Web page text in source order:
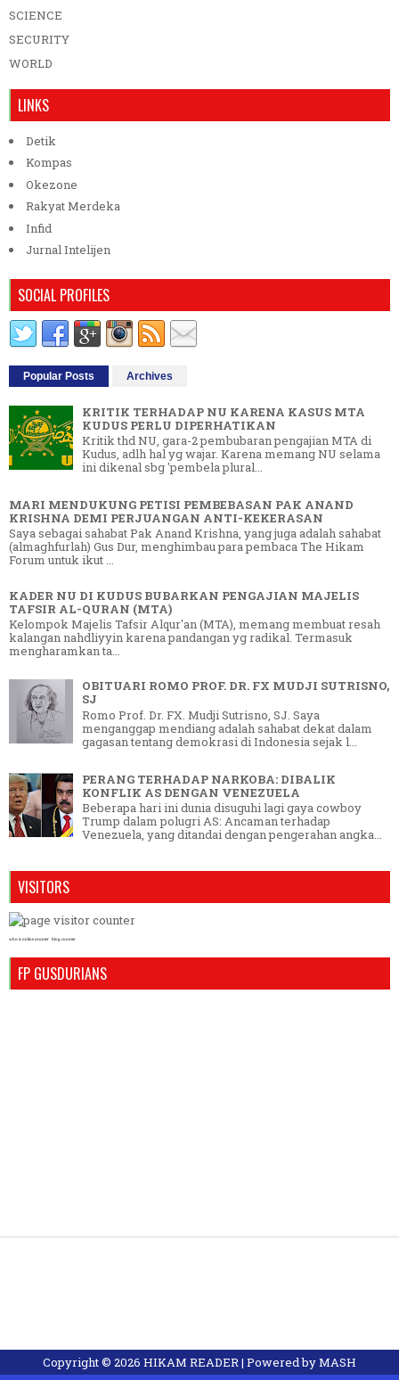
SCIENCE
SECURITY
WORLD
LINKS
Detik
Kompas
Okezone
Rakyat Merdeka
Infid
Jurnal Intelijen
SOCIAL PROFILES
Popular Posts Archives
KRITIK TERHADAP NU KARENA KASUS MTA
KUDUS PERLU DIPERHATIKAN
Kritik thd NU, gara-2 pembubaran pengajian MTA di
Kudus, adlh hal yg wajar. Karena memang NU selama
ini dikenal sbg 'pembela plural...
MARI MENDUKUNG PETISI PEMBEBASAN PAK ANAND
KRISHNA DEMI PERJUANGAN ANTI-KEKERASAN
Saya sebagai sahabat Pak Anand Krishna, yang juga adalah sahabat
(almaghfurlah) Gus Dur, menghimbau para pembaca The Hikam
Forum untuk ikut ...
KADER NU DI KUDUS BUBARKAN PENGAJIAN MAJELIS
TAFSIR AL-QURAN (MTA)
Kelompok Majelis Tafsir Alqur'an (MTA), memang membuat resah
kalangan nahdliyyin karena pandangan yg radikal. Termasuk
mengharamkan ta...
OBITUARI ROMO PROF. DR. FX MUDJI SUTRISNO,
SJ
Romo Prof. Dr. FX. Mudji Sutrisno, SJ. Saya
menganggap mendiang adalah sahabat dekat dalam
gagasan tentang demokrasi di Indonesia sejak l...
PERANG TERHADAP NARKOBA: DIBALIK
KONFLIK AS DENGAN VENEZUELA
Beberapa hari ini dunia disuguhi lagi gaya cowboy
Trump dalam polugri AS: Ancaman terhadap
Venezuela, yang ditandai dengan pengerahan angka...
VISITORS
who is online counter blog counter
FP GUSDURIANS
Copyright © 2026 HIKAM READER| Powered byMASH